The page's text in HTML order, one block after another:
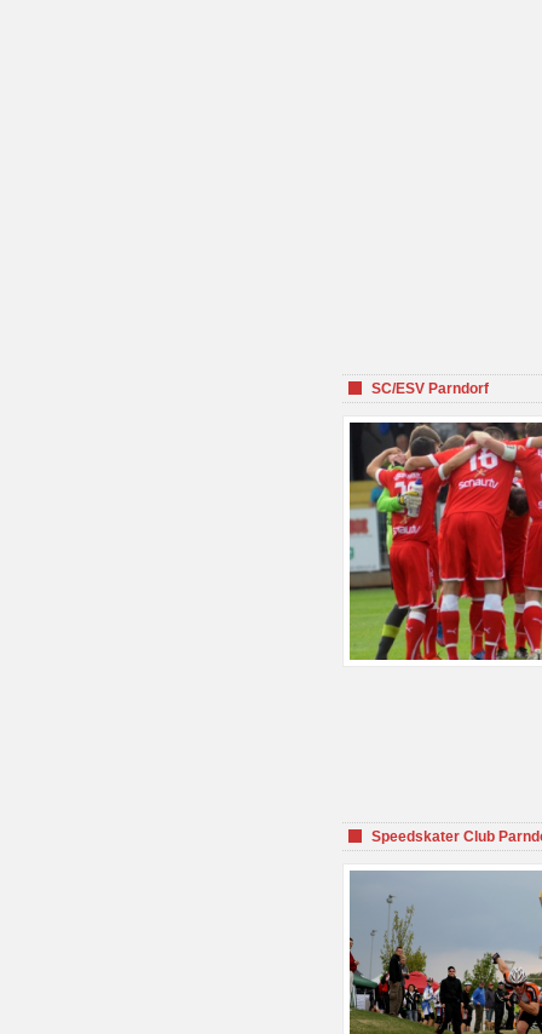
SC/ESV Parndorf
Speedskater Club